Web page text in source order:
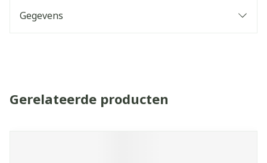
Gegevens
Gerelateerde producten